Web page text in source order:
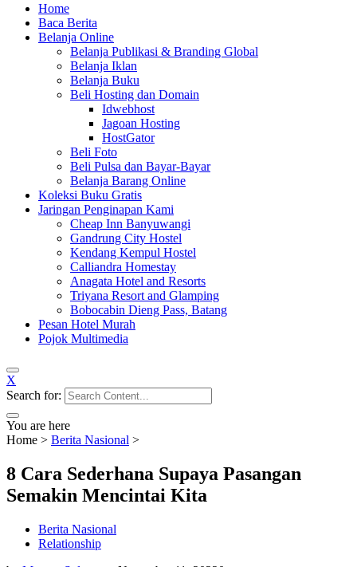
Home
Baca Berita
Belanja Online
Belanja Publikasi & Branding Global
Belanja Iklan
Belanja Buku
Beli Hosting dan Domain
Idwebhost
Jagoan Hosting
HostGator
Beli Foto
Beli Pulsa dan Bayar-Bayar
Belanja Barang Online
Koleksi Buku Gratis
Jaringan Penginapan Kami
Cheap Inn Banyuwangi
Gandrung City Hostel
Kendang Kempul Hostel
Calliandra Homestay
Anagata Hotel and Resorts
Triyana Resort and Glamping
Bobocabin Dieng Pass, Batang
Pesan Hotel Murah
Pojok Multimedia
X
Search for:
You are here
Home > Berita Nasional >
8 Cara Sederhana Supaya Pasangan
Semakin Mencintai Kita
Berita Nasional
Relationship